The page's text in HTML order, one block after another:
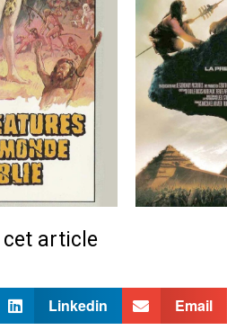
cet article
Linkedin Email